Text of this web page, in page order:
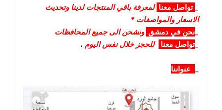
تواصل معنا لمعرفة باقي المنتجات لدينا وتحديث
الاسعار والمواصفات *
نحن في دمشق ونشحن الى جميع المحافظات
تواصل معنا للحجز خلال نفس اليوم .
عنواننا